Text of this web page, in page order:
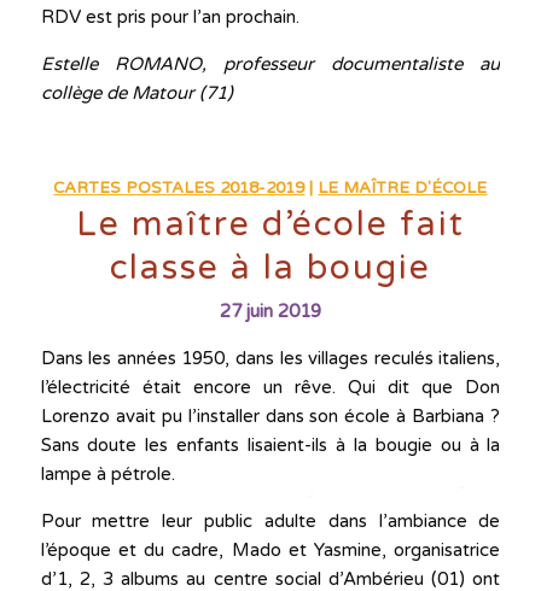
RDV est pris pour l’an prochain.
Estelle ROMANO, professeur documentaliste au
collège de Matour (71)
CARTES POSTALES 2018-2019| LE MAÎTRE D'ÉCOLE
Le maître d’école fait
classe à la bougie
27 juin 2019
Dans les années 1950, dans les villages reculés italiens,
l’électricité était encore un rêve. Qui dit que Don
Lorenzo avait pu l’installer dans son école à Barbiana ?
Sans doute les enfants lisaient-ils à la bougie ou à la
lampe à pétrole.
Pour mettre leur public adulte dans l’ambiance de
l’époque et du cadre, Mado et Yasmine, organisatrice
d’1, 2, 3 albums au centre social d’Ambérieu (01) ont